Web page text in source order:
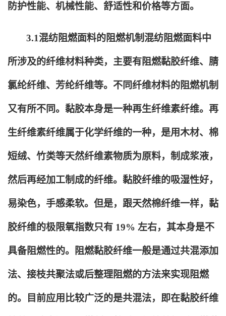
防护性能、机械性能、舒适性和价格等方面。
3.1混纺阻燃面料的阻燃机制混纺阻燃面料中
所涉及的纤维材料种类，主要有阻燃黏胶纤维、腈
氯纶纤维、芳纶纤维等。不同纤维材料的阻燃机制
又有所不同。黏胶本身是一种再生纤维素纤维。再
生纤维素纤维属于化学纤维的一种，是用木材、棉
短绒、竹类等天然纤维素物质为原料，制成浆液，
然后再经加工制成的纤维。黏胶纤维的吸湿性好，
易染色，手感柔软。但是，跟天然棉纤维一样，黏
胶纤维的极限氧指数只有 19% 左右，其本身是不
具备阻燃性的。阻燃黏胶纤维一般是通过共混添加
法、接枝共聚法或后整理阻燃的方法来实现阻燃
的。目前应用比较广泛的是共混法，即在黏胶纤维